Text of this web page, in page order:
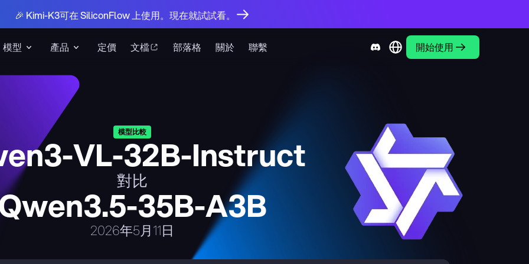
模型 產品 定價 文檔 部落格 關於 聯繫 開始使用
🎉 Kimi-K3可在 SiliconFlow 上使用。現在就試試看。
模型比較
VL-32B-Instruct
對比
35B-A3B
2026年5月11日